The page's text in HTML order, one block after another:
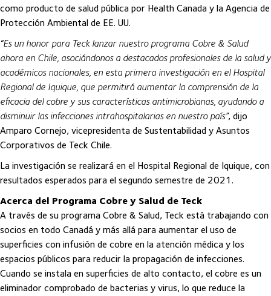
como producto de salud pública por Health Canada y la Agencia de
Protección Ambiental de EE. UU.
“Es un honor para Teck lanzar nuestro programa Cobre & Salud
ahora en Chile, asociándonos a destacados profesionales de la salud y
académicos nacionales, en esta primera investigación en el Hospital
Regional de Iquique, que permitirá aumentar la comprensión de la
eficacia del cobre y sus características antimicrobianas, ayudando a
disminuir las infecciones intrahospitalarias en nuestro país”, dijo
Amparo Cornejo, vicepresidenta de Sustentabilidad y Asuntos
Corporativos de Teck Chile.
La investigación se realizará en el Hospital Regional de Iquique, con
resultados esperados para el segundo semestre de 2021.
Acerca del Programa Cobre y Salud de Teck
A través de su programa Cobre & Salud, Teck está trabajando con
socios en todo Canadá y más allá para aumentar el uso de
superficies con infusión de cobre en la atención médica y los
espacios públicos para reducir la propagación de infecciones.
Cuando se instala en superficies de alto contacto, el cobre es un
eliminador comprobado de bacterias y virus, lo que reduce la